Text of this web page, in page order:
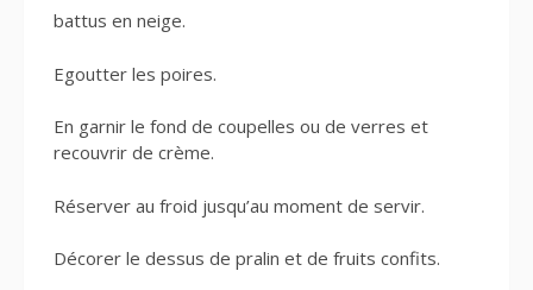
battus en neige.
Egoutter les poires.
En garnir le fond de coupelles ou de verres et
recouvrir de crème.
Réserver au froid jusqu’au moment de servir.
Décorer le dessus de pralin et de fruits confits.